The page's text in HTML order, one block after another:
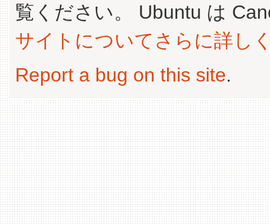
覧ください。 Ubuntu は
サイトについてさらに詳し
Report a bug on this site.